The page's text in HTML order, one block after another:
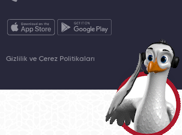
Gizlilik ve Çerez Politikaları